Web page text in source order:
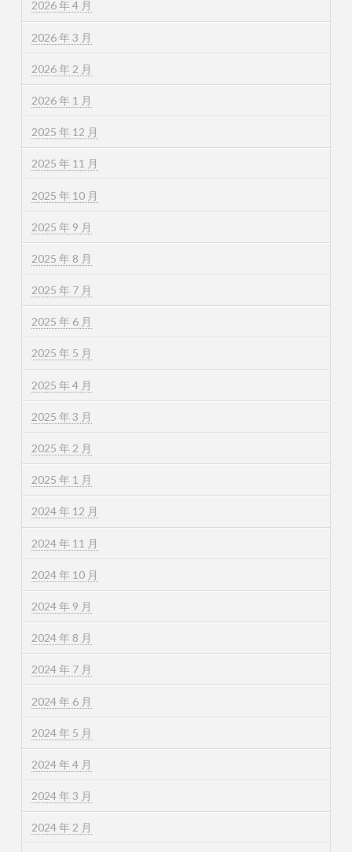
2026 年 4 月
2026 年 3 月
2026 年 2 月
2026 年 1 月
2025 年 12 月
2025 年 11 月
2025 年 10 月
2025 年 9 月
2025 年 8 月
2025 年 7 月
2025 年 6 月
2025 年 5 月
2025 年 4 月
2025 年 3 月
2025 年 2 月
2025 年 1 月
2024 年 12 月
2024 年 11 月
2024 年 10 月
2024 年 9 月
2024 年 8 月
2024 年 7 月
2024 年 6 月
2024 年 5 月
2024 年 4 月
2024 年 3 月
2024 年 2 月